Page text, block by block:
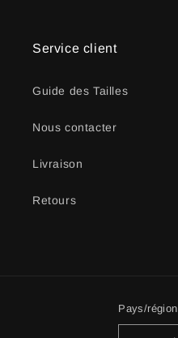
Service client
Guide des Tailles
Nous contacter
Livraison
Retours
Pays/région